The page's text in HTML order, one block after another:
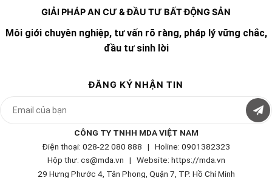
GIẢI PHÁP AN CƯ & ĐẦU TƯ BẤT ĐỘNG SẢN
Môi giới chuyên nghiệp, tư vấn rõ ràng, pháp lý vững chắc,
đầu tư sinh lời
ĐĂNG KÝ NHẬN TIN
CÔNG TY TNHH MDA VIỆT NAM
Điện thoại: 028-22 080 888 | Holine: 0901382323
Hộp thư: cs@mda.vn | Website: https://mda.vn
29 Hưng Phước 4, Tân Phong, Quận 7, TP. Hồ Chí Minh